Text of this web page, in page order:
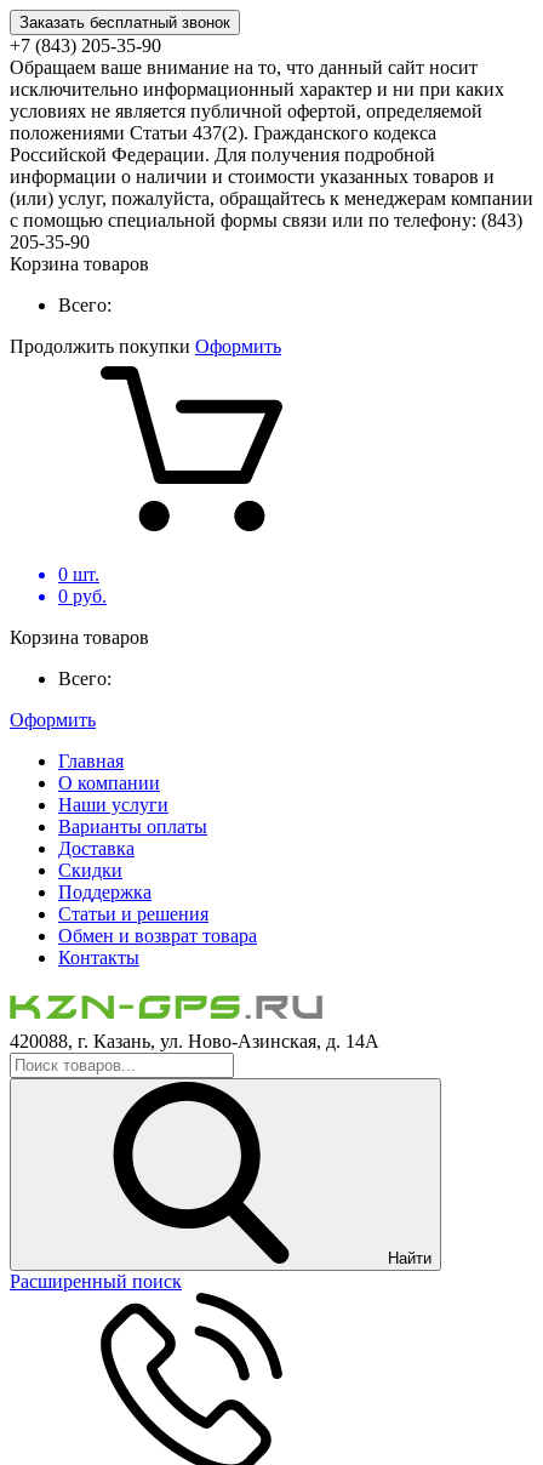
Заказать бесплатный звонок
+7 (843) 205-35-90
Обращаем ваше внимание на то, что данный сайт носит
исключительно информационный характер и ни при каких
условиях не является публичной офертой, определяемой
положениями Статьи 437(2). Гражданского кодекса
Российской Федерации. Для получения подробной
информации о наличии и стоимости указанных товаров и
(или) услуг, пожалуйста, обращайтесь к менеджерам компании
с помощью специальной формы связи или по телефону: (843)
205-35-90
Корзина товаров
Всего:
Продолжить покупки Оформить
0 шт.
0 руб.
Корзина товаров
Всего:
Оформить
Главная
О компании
Наши услуги
Варианты оплаты
Доставка
Скидки
Поддержка
Статьи и решения
Обмен и возврат товара
Контакты
420088, г. Казань, ул. Ново-Азинская, д. 14А
Найти
Расширенный поиск